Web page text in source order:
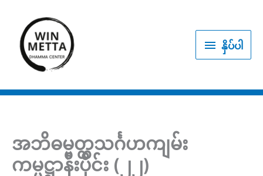
content
နှိပ် နှိပ်ပါ
အဘိဓမ္မတ္ထသင်္ဂဟကျမ်း
ကမ္မဋ္ဌာန်းပိုင်း (၂၂)